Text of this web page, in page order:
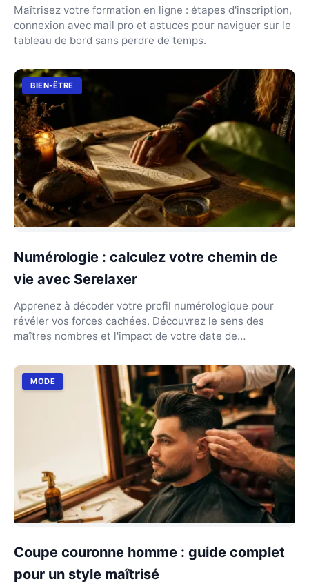
Maîtrisez votre formation en ligne : étapes d'inscription,
connexion avec mail pro et astuces pour naviguer sur le
tableau de bord sans perdre de temps.
BIEN-ÊTRE
Numérologie : calculez votre chemin de
vie avec Serelaxer
Apprenez à décoder votre profil numérologique pour
révéler vos forces cachées. Découvrez le sens des
maîtres nombres et l'impact de votre date de
MODE
Coupe couronne homme : guide complet
pour un style maîtrisé